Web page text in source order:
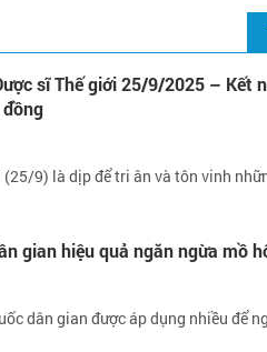
sĩ Thế giới 25/9/2025 – Kết
(25/9) là dịp để tri ân và tôn vinh
gian hiệu quả ngăn ngừa mồ
dân gian được áp dụng nhiều để